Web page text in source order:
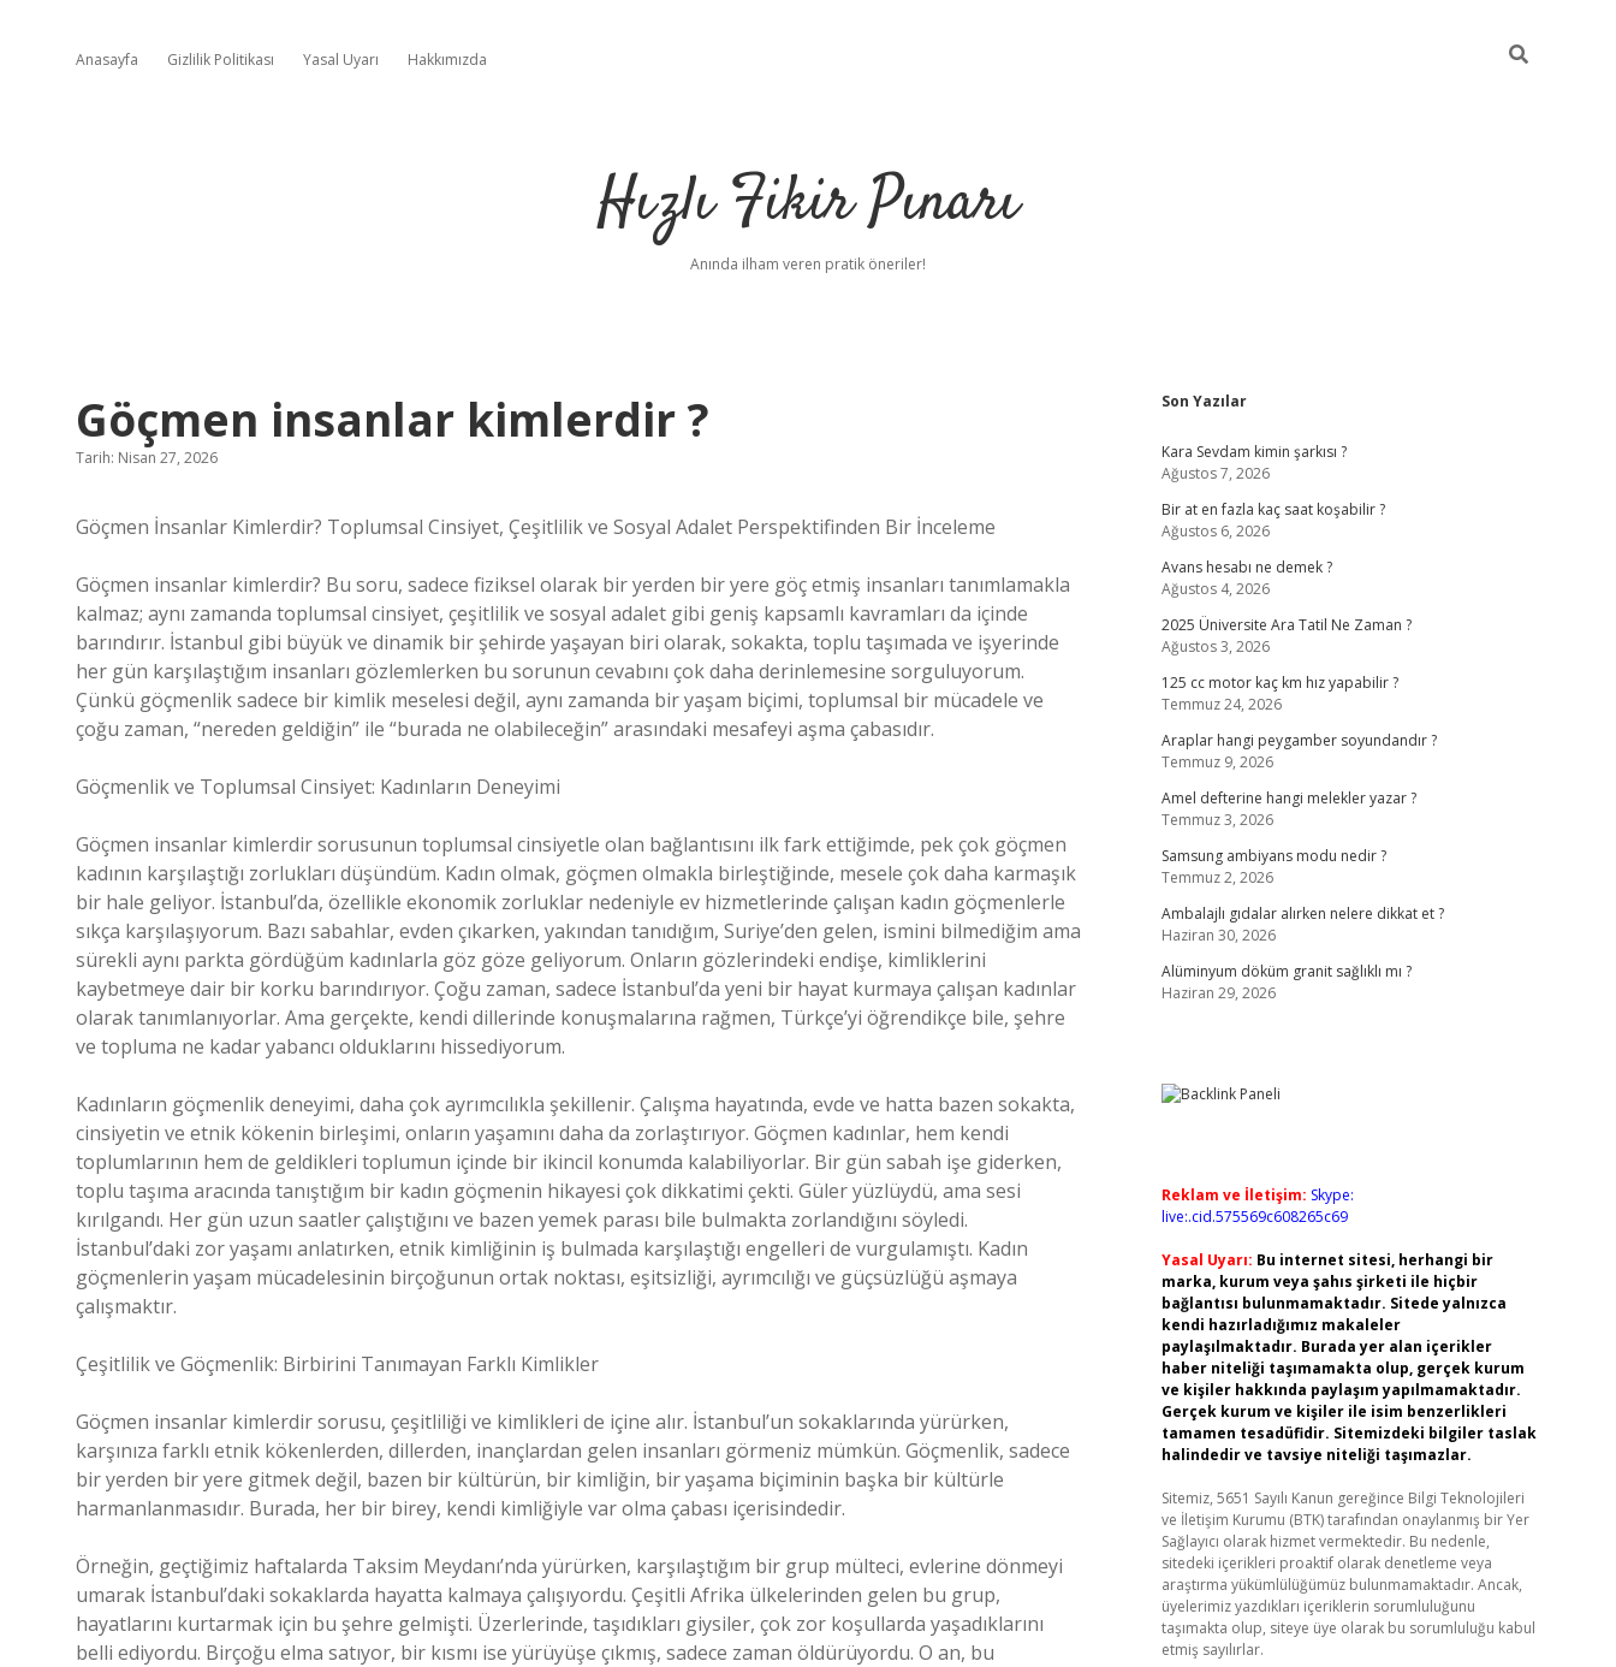
Anasayfa Gizlilik Politikası Yasal Uyarı Hakkımızda
Hızlı Fikir Pınarı
Anında ilham veren pratik öneriler!
Göçmen insanlar kimlerdir ?
Tarih: Nisan 27, 2026
Göçmen İnsanlar Kimlerdir? Toplumsal Cinsiyet, Çeşitlilik ve Sosyal Adalet Perspektifinden Bir İnceleme
Göçmen insanlar kimlerdir? Bu soru, sadece fiziksel olarak bir yerden bir yere göç etmiş insanları tanımlamakla
kalmaz; aynı zamanda toplumsal cinsiyet, çeşitlilik ve sosyal adalet gibi geniş kapsamlı kavramları da içinde
barındırır. İstanbul gibi büyük ve dinamik bir şehirde yaşayan biri olarak, sokakta, toplu taşımada ve işyerinde
her gün karşılaştığım insanları gözlemlerken bu sorunun cevabını çok daha derinlemesine sorguluyorum.
Çünkü göçmenlik sadece bir kimlik meselesi değil, aynı zamanda bir yaşam biçimi, toplumsal bir mücadele ve
çoğu zaman, “nereden geldiğin” ile “burada ne olabileceğin” arasındaki mesafeyi aşma çabasıdır.
Göçmenlik ve Toplumsal Cinsiyet: Kadınların Deneyimi
Göçmen insanlar kimlerdir sorusunun toplumsal cinsiyetle olan bağlantısını ilk fark ettiğimde, pek çok göçmen
kadının karşılaştığı zorlukları düşündüm. Kadın olmak, göçmen olmakla birleştiğinde, mesele çok daha karmaşık
bir hale geliyor. İstanbul’da, özellikle ekonomik zorluklar nedeniyle ev hizmetlerinde çalışan kadın göçmenlerle
sıkça karşılaşıyorum. Bazı sabahlar, evden çıkarken, yakından tanıdığım, Suriye’den gelen, ismini bilmediğim ama
sürekli aynı parkta gördüğüm kadınlarla göz göze geliyorum. Onların gözlerindeki endişe, kimliklerini
kaybetmeye dair bir korku barındırıyor. Çoğu zaman, sadece İstanbul’da yeni bir hayat kurmaya çalışan kadınlar
olarak tanımlanıyorlar. Ama gerçekte, kendi dillerinde konuşmalarına rağmen, Türkçe’yi öğrendikçe bile, şehre
ve topluma ne kadar yabancı olduklarını hissediyorum.
Kadınların göçmenlik deneyimi, daha çok ayrımcılıkla şekillenir. Çalışma hayatında, evde ve hatta bazen sokakta,
cinsiyetin ve etnik kökenin birleşimi, onların yaşamını daha da zorlaştırıyor. Göçmen kadınlar, hem kendi
toplumlarının hem de geldikleri toplumun içinde bir ikincil konumda kalabiliyorlar. Bir gün sabah işe giderken,
toplu taşıma aracında tanıştığım bir kadın göçmenin hikayesi çok dikkatimi çekti. Güler yüzlüydü, ama sesi
kırılgandı. Her gün uzun saatler çalıştığını ve bazen yemek parası bile bulmakta zorlandığını söyledi.
İstanbul’daki zor yaşamı anlatırken, etnik kimliğinin iş bulmada karşılaştığı engelleri de vurgulamıştı. Kadın
göçmenlerin yaşam mücadelesinin birçoğunun ortak noktası, eşitsizliği, ayrımcılığı ve güçsüzlüğü aşmaya
çalışmaktır.
Çeşitlilik ve Göçmenlik: Birbirini Tanımayan Farklı Kimlikler
Göçmen insanlar kimlerdir sorusu, çeşitliliği ve kimlikleri de içine alır. İstanbul’un sokaklarında yürürken,
karşınıza farklı etnik kökenlerden, dillerden, inançlardan gelen insanları görmeniz mümkün. Göçmenlik, sadece
bir yerden bir yere gitmek değil, bazen bir kültürün, bir kimliğin, bir yaşama biçiminin başka bir kültürle
harmanlanmasıdır. Burada, her bir birey, kendi kimliğiyle var olma çabası içerisindedir.
Örneğin, geçtiğimiz haftalarda Taksim Meydanı’nda yürürken, karşılaştığım bir grup mülteci, evlerine dönmeyi
umarak İstanbul’daki sokaklarda hayatta kalmaya çalışıyordu. Çeşitli Afrika ülkelerinden gelen bu grup,
hayatlarını kurtarmak için bu şehre gelmişti. Üzerlerinde, taşıdıkları giysiler, çok zor koşullarda yaşadıklarını
belli ediyordu. Birçoğu elma satıyor, bir kısmı ise yürüyüşe çıkmış, sadece zaman öldürüyordu. O an, bu
Sidebar
Son Yazılar
Kara Sevdam kimin şarkısı ?
Ağustos 7, 2026
Bir at en fazla kaç saat koşabilir ?
Ağustos 6, 2026
Avans hesabı ne demek ?
Ağustos 4, 2026
2025 Üniversite Ara Tatil Ne Zaman ?
Ağustos 3, 2026
125 cc motor kaç km hız yapabilir ?
Temmuz 24, 2026
Araplar hangi peygamber soyundandır ?
Temmuz 9, 2026
Amel defterine hangi melekler yazar ?
Temmuz 3, 2026
Samsung ambiyans modu nedir ?
Temmuz 2, 2026
Ambalajlı gıdalar alırken nelere dikkat et ?
Haziran 30, 2026
Alüminyum döküm granit sağlıklı mı ?
Haziran 29, 2026
Reklam ve İletişim: Skype:
live:.cid.575569c608265c69
Yasal Uyarı: Bu internet sitesi, herhangi bir
marka, kurum veya şahıs şirketi ile hiçbir
bağlantısı bulunmamaktadır. Sitede yalnızca
kendi hazırladığımız makaleler
paylaşılmaktadır. Burada yer alan içerikler
haber niteliği taşımamakta olup, gerçek kurum
ve kişiler hakkında paylaşım yapılmamaktadır.
Gerçek kurum ve kişiler ile isim benzerlikleri
tamamen tesadüfidir. Sitemizdeki bilgiler taslak
halindedir ve tavsiye niteliği taşımazlar.
Sitemiz, 5651 Sayılı Kanun gereğince Bilgi Teknolojileri
ve İletişim Kurumu (BTK) tarafından onaylanmış bir Yer
Sağlayıcı olarak hizmet vermektedir. Bu nedenle,
sitedeki içerikleri proaktif olarak denetleme veya
araştırma yükümlülüğümüz bulunmamaktadır. Ancak,
üyelerimiz yazdıkları içeriklerin sorumluluğunu
taşımakta olup, siteye üye olarak bu sorumluluğu kabul
etmiş sayılırlar.